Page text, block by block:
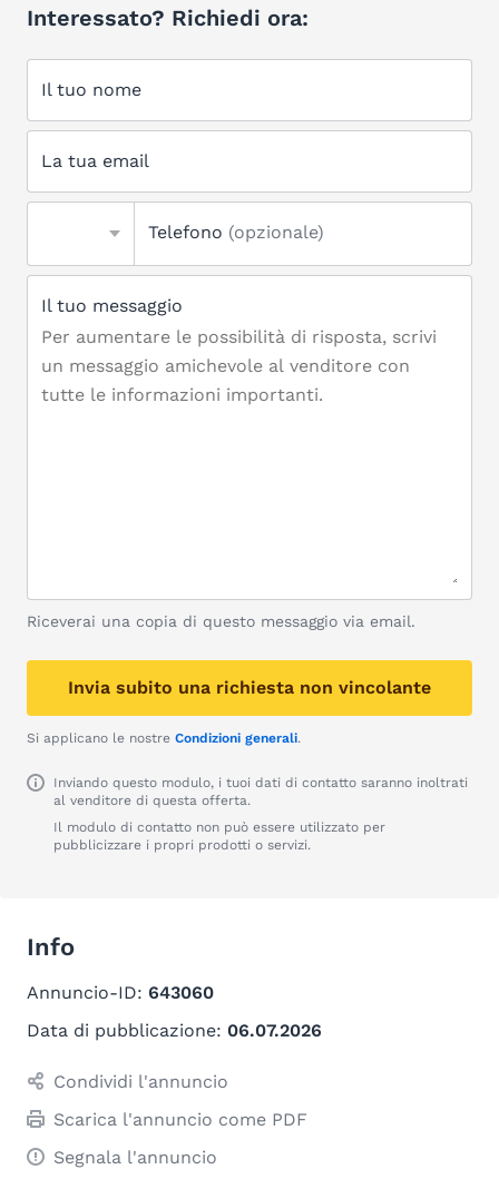
Interessato? Richiedi ora:
Il tuo nome
La tua email
Telefono (opzionale)
Il tuo messaggio
Riceverai una copia di questo messaggio via email.
Invia subito una richiesta non vincolante
Si applicano le nostre Condizioni generali.
Inviando questo modulo, i tuoi dati di contatto saranno inoltrati
al venditore di questa offerta.
Il modulo di contatto non può essere utilizzato per
pubblicizzare i propri prodotti o servizi.
Info
Annuncio-ID: 643060
Data di pubblicazione: 06.07.2026
Condividi l'annuncio
Scarica l'annuncio come PDF
Segnala l'annuncio